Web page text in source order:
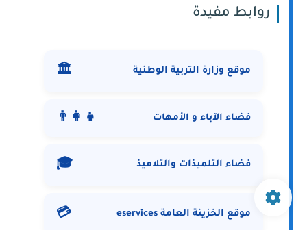
روابط مفيدة
موقع وزارة التربية الوطنية 🏛️
فضاء الآباء و الأمهات 👨‍👩‍👧
فضاء التلميذات والتلاميذ 🎓
موقع الخزينة العامة eservices 💳